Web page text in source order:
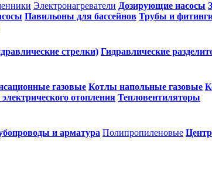
Электронагреватели Дозирующие насосы
Павильоны для бассейнов Трубы и
стрелки) Гидравлические
газовые Котлы напольные газовые
отопления Тепловентиляторы
и арматура Полипропиленовые